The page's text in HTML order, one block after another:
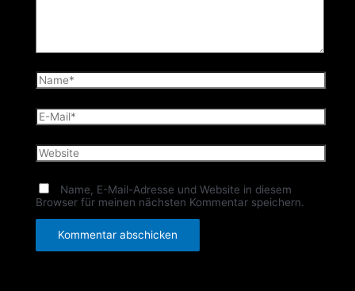
Name*
E-
Mail*
Website
Name, E-Mail-Adresse und Website in diesem
Browser für meinen nächsten Kommentar speichern.